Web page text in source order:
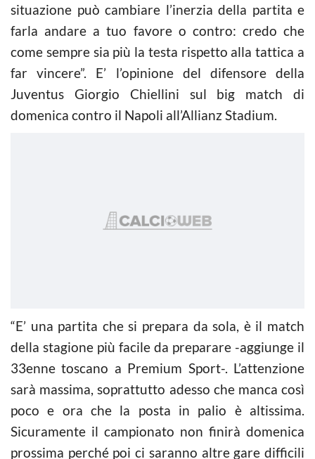
situazione può cambiare l’inerzia della partita e
farla andare a tuo favore o contro: credo che
come sempre sia più la testa rispetto alla tattica a
far vincere”. E’ l’opinione del difensore della
Juventus Giorgio Chiellini sul big match di
domenica contro il Napoli all’Allianz Stadium.
“E’ una partita che si prepara da sola, è il match
della stagione più facile da preparare -aggiunge il
33enne toscano a Premium Sport-. L’attenzione
sarà massima, soprattutto adesso che manca così
poco e ora che la posta in palio è altissima.
Sicuramente il campionato non finirà domenica
prossima perché poi ci saranno altre gare difficili